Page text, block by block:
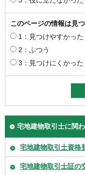
このページの情報は見
1：見つけやすかった
2：ふつう
3：見つけにくかった
宅地建物取引士に関
宅地建物取引士資格
宅地建物取引士証の